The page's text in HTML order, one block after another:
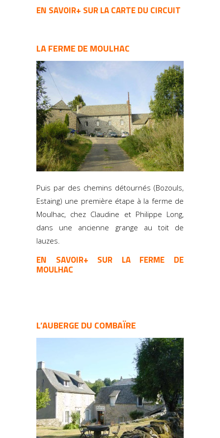
EN SAVOIR+ SUR LA CARTE DU CIRCUIT
LA FERME DE MOULHAC
Puis par des chemins détournés (Bozouls,
Estaing) une première étape à la ferme de
Moulhac, chez Claudine et Philippe Long,
dans une ancienne grange au toit de
lauzes.
EN SAVOIR+ SUR LA FERME DE
MOULHAC
L’AUBERGE DU COMBAÏRE